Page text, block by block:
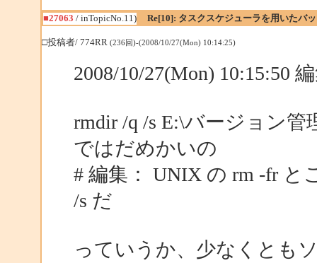
■27063 / inTopicNo.11) Re[10]: タスクスケジューラを用いたバ
□投稿者/ 774RR (236回)-(2008/10/27(Mon) 10:14:25)
2008/10/27(Mon) 10:15:50
rmdir /q /s E:\バージョン管
ではだめかいの
# 編集： UNIX の rm -fr と
/s だ
っていうか、少なくとも